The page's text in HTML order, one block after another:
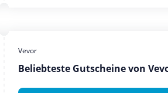
Vevor
Beliebteste Gutscheine von